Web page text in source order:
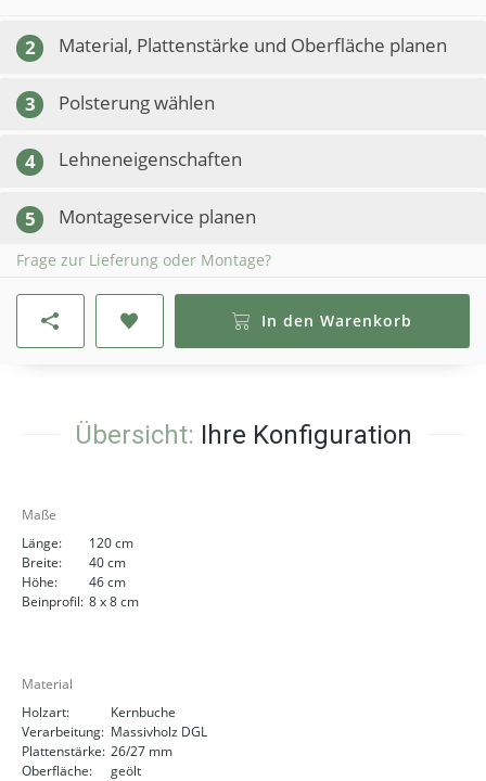
2 Material, Plattenstärke und Oberfläche planen
3 Polsterung wählen
4 Lehneneigenschaften
5 Montageservice planen
Frage zur Lieferung oder Montage?
In den Warenkorb
Übersicht: Ihre Konfiguration
Maße
Länge:
120 cm
Breite:
40 cm
Höhe:
46 cm
Beinprofil: 8 x 8 cm
Material
Holzart:
Kernbuche
Verarbeitung: Massivholz DGL
Plattenstärke: 26/27 mm
Oberfläche:
geölt